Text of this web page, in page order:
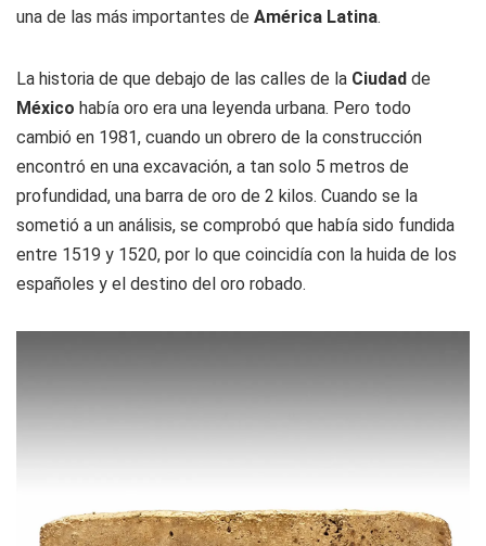
una de las más importantes de América Latina.
La historia de que debajo de las calles de la Ciudad de
México había oro era una leyenda urbana. Pero todo
cambió en 1981, cuando un obrero de la construcción
encontró en una excavación, a tan solo 5 metros de
profundidad, una barra de oro de 2 kilos. Cuando se la
sometió a un análisis, se comprobó que había sido fundida
entre 1519 y 1520, por lo que coincidía con la huida de los
españoles y el destino del oro robado.